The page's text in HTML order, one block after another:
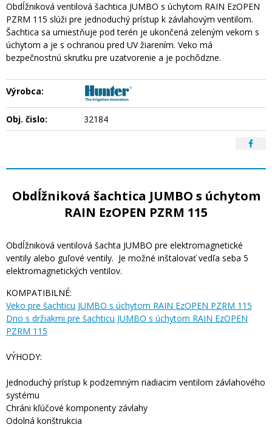
Obdĺžniková ventilová šachtica JUMBO s úchytom RAIN EzOPEN
PZRM 115 slúži pre jednoduchý prístup k závlahovým ventilom.
Šachtica sa umiestňuje pod terén je ukončená zeleným vekom s
úchytom a je s ochranou pred UV žiarením. Veko má
bezpečnostnú skrutku pre uzatvorenie a je pochôdzne.
Výrobca:
Obj. čislo: 32184
Obdĺžniková šachtica JUMBO s úchytom
RAIN EzOPEN PZRM 115
Obdĺžniková ventilová šachta JUMBO pre elektromagnetické
ventily alebo guľové ventily. Je možné inštalovať vedľa seba 5
elektromagnetických ventilov.
KOMPATIBILNÉ:
Veko pre šachticu JUMBO s úchytom RAIN EzOPEN PZRM 115
Dno s držiakmi pre šachticu JUMBO s úchytom RAIN EzOPEN
PZRM 115
VÝHODY:
Jednoduchý prístup k podzemným riadiacim ventilom závlahového
systému
Chráni kľúčové komponenty závlahy
Odolná konštrukcia